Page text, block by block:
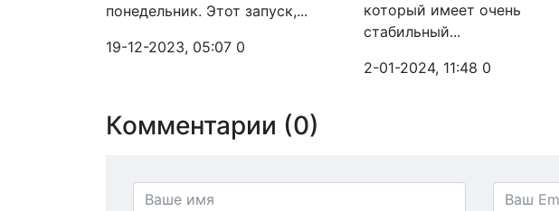
понедельник. Этот запуск,...
19-12-2023, 05:07 0
который имеет очень
стабильный...
2-01-2024, 11:48 0
Комментарии (0)